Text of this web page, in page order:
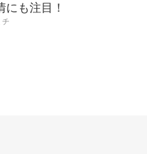
にも注目！
チ